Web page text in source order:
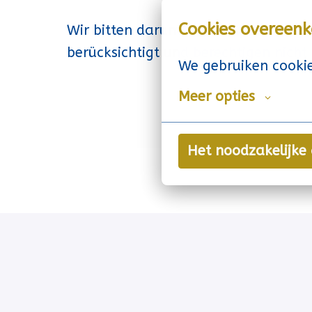
Cookies
We gebruiken
Meer opties
Het noodzakelijke
Wir bitten darum, von Akquise
berücksichtigt und berechtigen nicht